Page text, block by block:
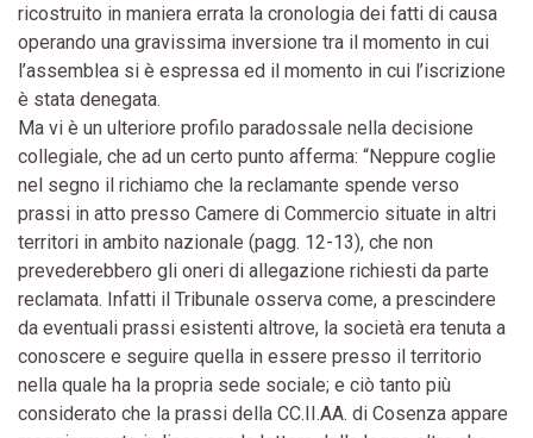
ricostruito in maniera errata la cronologia dei fatti di causa
operando una gravissima inversione tra il momento in cui
l’assemblea si è espressa ed il momento in cui l’iscrizione
è stata denegata.
Ma vi è un ulteriore profilo paradossale nella decisione
collegiale, che ad un certo punto afferma: “Neppure coglie
nel segno il richiamo che la reclamante spende verso
prassi in atto presso Camere di Commercio situate in altri
territori in ambito nazionale (pagg. 12-13), che non
prevederebbero gli oneri di allegazione richiesti da parte
reclamata. Infatti il Tribunale osserva come, a prescindere
da eventuali prassi esistenti altrove, la società era tenuta a
conoscere e seguire quella in essere presso il territorio
nella quale ha la propria sede sociale; e ciò tanto più
considerato che la prassi della CC.II.AA. di Cosenza appare